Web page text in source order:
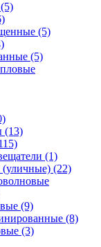
(5)
(5)
(5)
(13)
(1)
(уличные) (22)
(9)
(8)
(3)